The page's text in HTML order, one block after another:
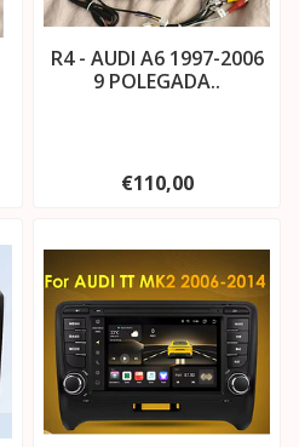
R4 - AUDI A6 1997-2006
9 POLEGADA..
€110,00